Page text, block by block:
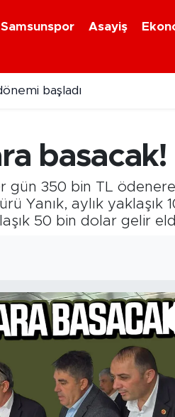
Samsunspor Asayiş
başladı
basacak!
gün 350 bin TL
Yanık, aylık
50 bin dolar gelir